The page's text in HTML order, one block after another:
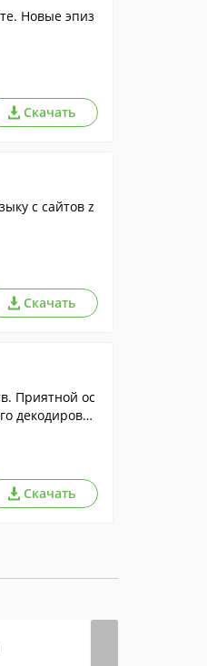
Новые эпиз
Скачать
с сайтов z
Скачать
Приятной ос
декодирован
Скачать